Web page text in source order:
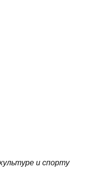
и спорту